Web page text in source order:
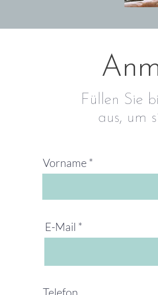
Füllen Sie
aus, um
Vorname
E-Mail
Telefon